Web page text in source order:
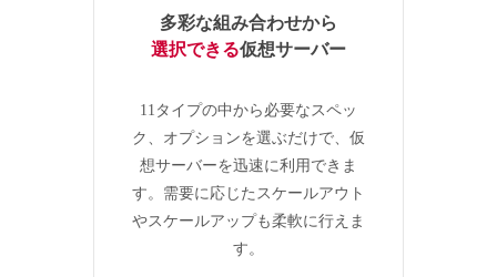
多彩な組み合わせから
選択できる仮想サーバー
11タイプの中から必要なスペッ
ク、オプションを選ぶだけで、仮
想サーバーを迅速に利用できま
す。需要に応じたスケールアウト
やスケールアップも柔軟に行えま
す。